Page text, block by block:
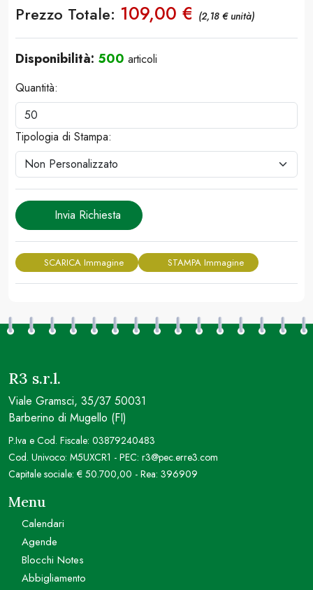
Prezzo Totale: 109,00 € (2,18 € unità)
Disponibilità: 500 articoli
Quantità:
Tipologia di Stampa:
Invia Richiesta
SCARICA Immagine STAMPA Immagine
R3 s.r.l.
Viale Gramsci, 35/37 50031
Barberino di Mugello (FI)
P.Iva e Cod. Fiscale: 03879240483
Cod. Univoco: M5UXCR1 - PEC: r3@pec.erre3.com
Capitale sociale: € 50.700,00 - Rea: 396909
Menu
Calendari
Agende
Blocchi Notes
Abbigliamento